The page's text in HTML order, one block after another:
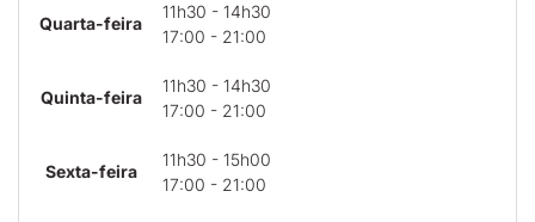
Quarta-feira
11h30 - 14h30
17:00 - 21:00
Quinta-feira
11h30 - 14h30
17:00 - 21:00
Sexta-feira
11h30 - 15h00
17:00 - 21:00